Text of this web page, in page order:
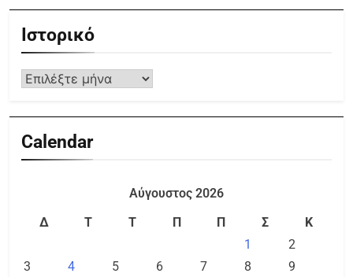
Ιστορικό
Calendar
Αύγουστος 2026
Δ
Τ Τ Π Π Σ
Κ
1
2
3
4 5 6 7 8
9